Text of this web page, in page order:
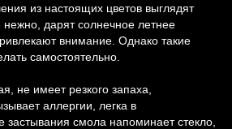
из настоящих цветов выглядят
дарят солнечное летнее
внимание. Однако такие
самостоятельно.
не имеет резкого запаха,
аллергии, легка в
застывания смола напоминает стекло,